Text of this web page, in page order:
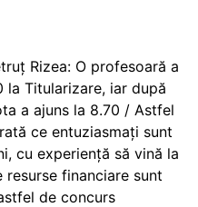
Rizea: O profesoară a
la Titularizare, iar după
a ajuns la 8.70 / Astfel
ce entuziasmați sunt
cu experiență să vină la
financiare sunt
de concurs